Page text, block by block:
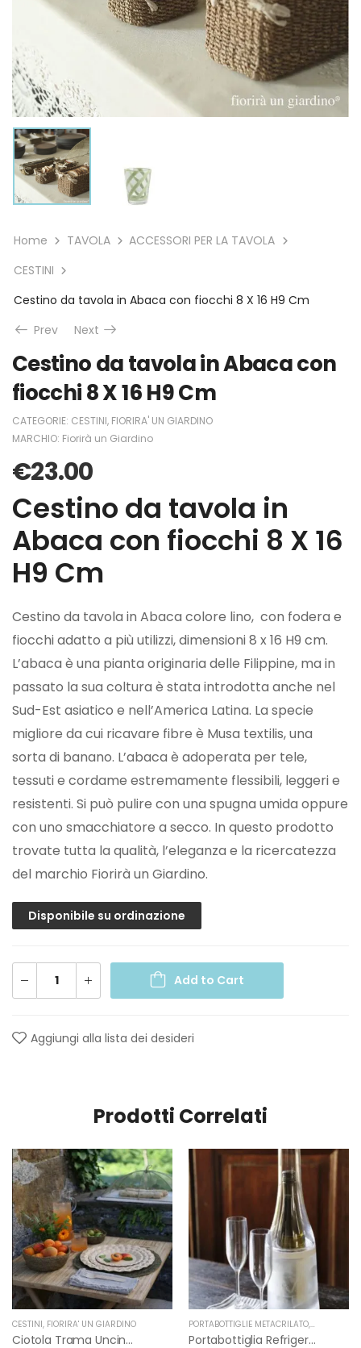
Home TAVOLA
ACCESSORI PER LA TAVOLA
CESTINI
Cestino da tavola in Abaca con fiocchi 8 X 16 H9 Cm
Prev
Next
Cestino da tavola in Abaca con
fiocchi 8 X 16 H9 Cm
CATEGORIE: CESTINI, FIORIRA' UN GIARDINO
MARCHIO: Fiorirà un Giardino
€23.00
Cestino da tavola in
Abaca con fiocchi 8 X 16
H9 Cm
Cestino da tavola in Abaca colore lino, con fodera e
fiocchi adatto a più utilizzi, dimensioni 8 x 16 H9 cm.
L’abaca è una pianta originaria delle Filippine, ma in
passato la sua coltura è stata introdotta anche nel
Sud-Est asiatico e nell’America Latina. La specie
migliore da cui ricavare fibre è Musa textilis, una
sorta di banano. L’abaca è adoperata per tele,
tessuti e cordame estremamente flessibili, leggeri e
resistenti. Si può pulire con una spugna umida oppure
con uno smacchiatore a secco. In questo prodotto
trovate tutta la qualità, l’eleganza e la ricercatezza
del marchio Fiorirà un Giardino.
Disponibile su ordinazione
Add to Cart
Aggiungi alla lista dei desideri
Prodotti Correlati
CESTINI, FIORIRA' UN GIARDINO
Ciotola Trama Uncinetto In Abaca Color Lino Di Fiorira’ Un Giardino
PORTABOTTIGLIE METACRILATO, FIORIRA'
Portabottiglia Refrigerante In Metacrilato Di Fiorirà Un Giardino